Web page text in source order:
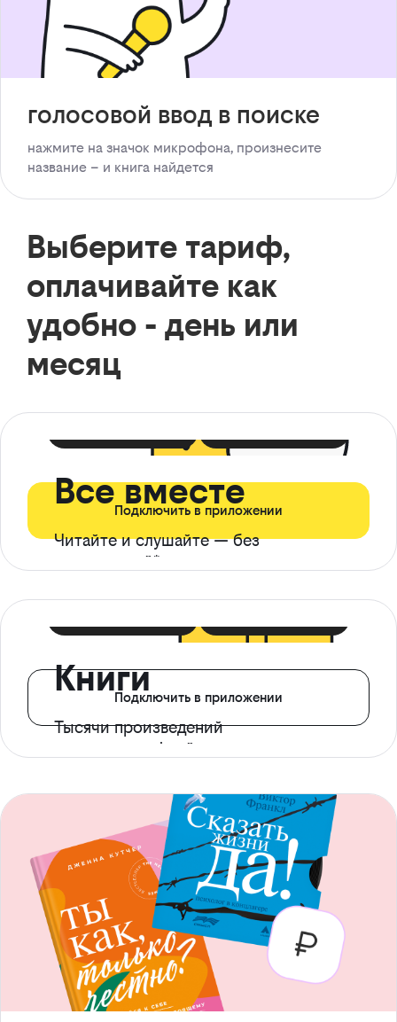
голосовой ввод в поиске
нажмите на значок микрофона, произнесите
название – и книга найдется
Выберите тариф,
оплачивайте как
удобно - день или
месяц
Все вместе
Читайте и слушайте — без
ограничений*
Подключить в приложении
Книги
Тысячи произведений
с доступом офлайн
Подключить в приложении